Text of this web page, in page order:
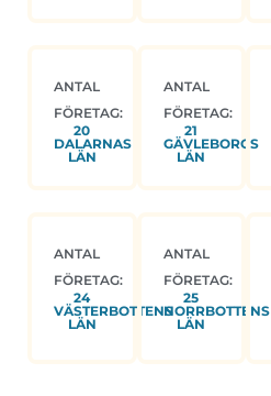
ANTAL
FÖRETAG:
20
DALARNAS
LÄN
ANTAL
FÖRETAG:
21
GÄVLEBORGS
LÄN
ANTAL
FÖRETAG:
24
VÄSTERBOTTENS
LÄN
ANTAL
FÖRETAG:
25
NORRBOTTENS
LÄN